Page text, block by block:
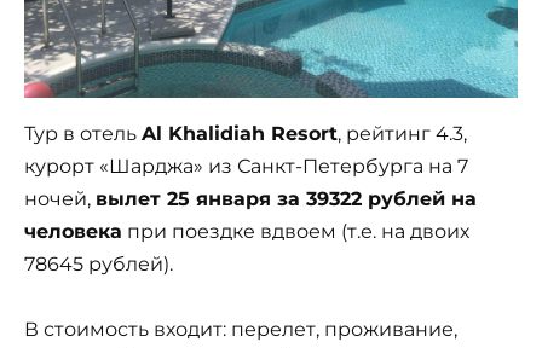
Тур в отель Al Khalidiah Resort, рейтинг 4.3,
курорт «Шарджа» из Санкт-Петербурга на 7
ночей, вылет 25 января за 39322 рублей на
человека при поездке вдвоем (т.е. на двоих
78645 рублей).
В стоимость входит: перелет, проживание,